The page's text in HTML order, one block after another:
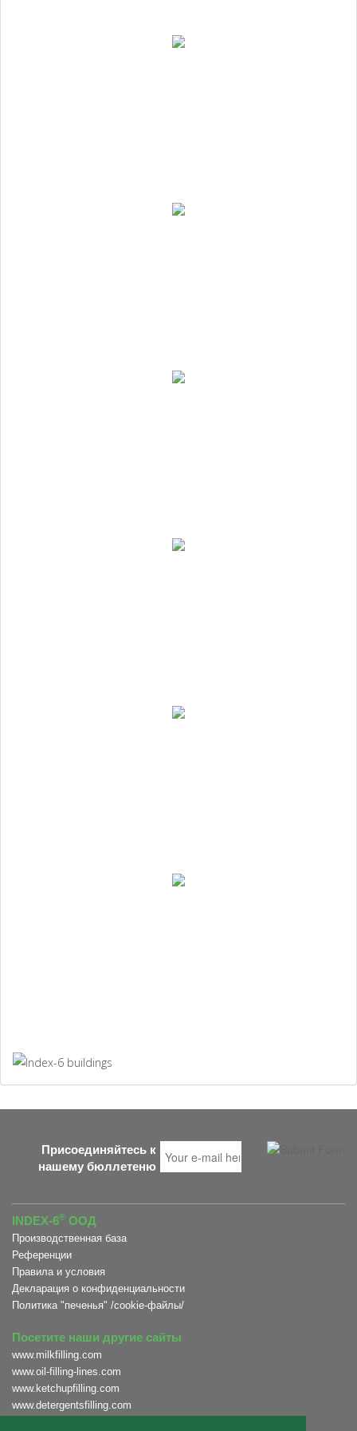
Присоединяйтесь к
нашему бюллетеню
INDEX-6® ООД
Производственная база
Референции
Правила и условия
Декларация о конфиденциальности
Политика "печенья" /cookie-файлы/
Посетите наши другие сайты
www.milkfilling.com
www.oil-filling-lines.com
www.ketchupfilling.com
www.detergentsfilling.com